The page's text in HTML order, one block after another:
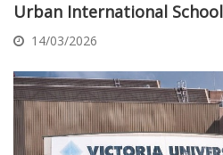
Urban International School
14/03/2026